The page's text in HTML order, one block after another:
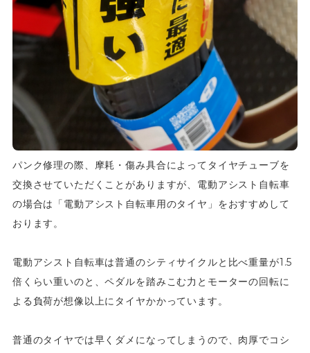
パンク修理の際、摩耗・傷み具合によってタイヤチューブを
交換させていただくことがありますが、電動アシスト自転車
の場合は「電動アシスト自転車用のタイヤ」をおすすめして
おります。
電動アシスト自転車は普通のシティサイクルと比べ重量が1.5
倍くらい重いのと、ペダルを踏みこむ力とモーターの回転に
よる負荷が想像以上にタイヤかかっています。
普通のタイヤでは早くダメになってしまうので、肉厚でコシ